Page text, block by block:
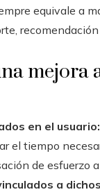
equivale a
recomendación
en el usuario:
el tiempo
de esfuerzo
a